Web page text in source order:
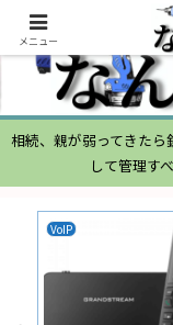
相続、親が弱ってきた
して管理す
VoIP
メニュー